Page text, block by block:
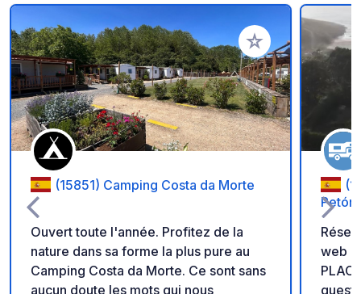
Ajouter à vos
(15851) Camping Costa da Morte
Ouvert toute l'année. Profitez de la
nature dans sa forme la plus pure au
Camping Costa da Morte. Ce sont sans
aucun doute les mots qui nous
Petón
web :
PLACE